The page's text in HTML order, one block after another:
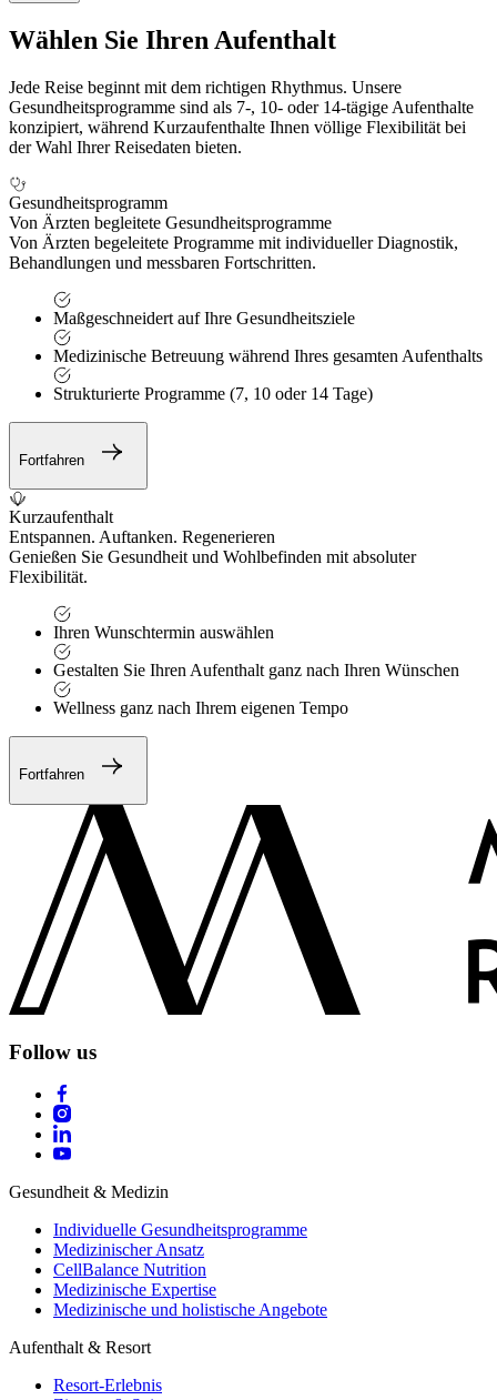
Wählen Sie Ihren Aufenthalt
Jede Reise beginnt mit dem richtigen Rhythmus. Unsere
Gesundheitsprogramme sind als 7-, 10- oder 14-tägige Aufenthalte
konzipiert, während Kurzaufenthalte Ihnen völlige Flexibilität bei
der Wahl Ihrer Reisedaten bieten.
Gesundheitsprogramm
Von Ärzten begleitete Gesundheitsprogramme
Von Ärzten begeleitete Programme mit individueller Diagnostik,
Behandlungen und messbaren Fortschritten.
Maßgeschneidert auf Ihre Gesundheitsziele
Medizinische Betreuung während Ihres gesamten Aufenthalts
Strukturierte Programme (7, 10 oder 14 Tage)
Fortfahren
Kurzaufenthalt
Entspannen. Auftanken. Regenerieren
Genießen Sie Gesundheit und Wohlbefinden mit absoluter
Flexibilität.
Ihren Wunschtermin auswählen
Gestalten Sie Ihren Aufenthalt ganz nach Ihren Wünschen
Wellness ganz nach Ihrem eigenen Tempo
Fortfahren
Follow us
Gesundheit & Medizin
Individuelle Gesundheitsprogramme
Medizinischer Ansatz
CellBalance Nutrition
Medizinische Expertise
Medizinische und holistische Angebote
Aufenthalt & Resort
Resort-Erlebnis